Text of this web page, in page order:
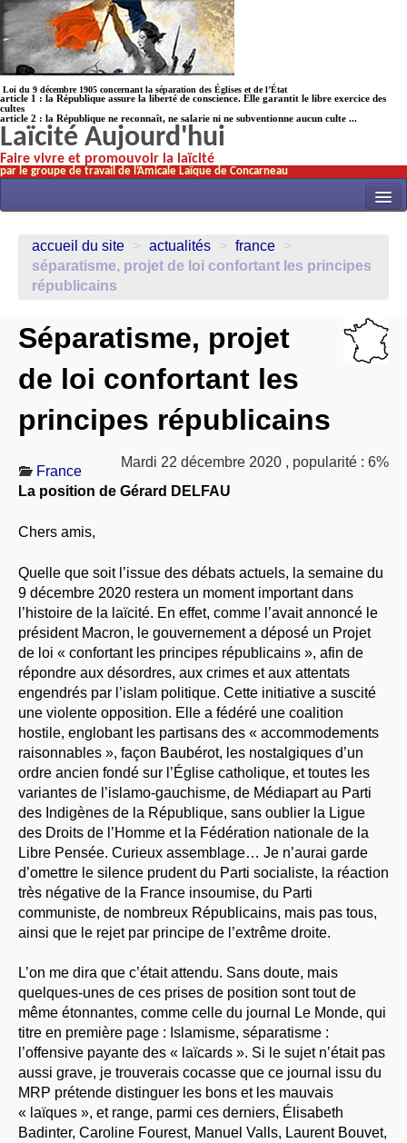
Loi du 9 décembre 1905 concernant la séparation des Églises et de l’État
article 1 : la République assure la liberté de conscience. Elle garantit le libre exercice des
cultes
article 2 : la République ne reconnaît, ne salarie ni ne subventionne aucun culte ...
Laïcité Aujourd'hui
Faire vivre et promouvoir la laïcité
par le groupe de travail de l’Amicale Laïque de Concarneau
ACTUALITÉS
NOS TRAVAUX
ÉCOLES
HISTOIRE(s)
LAICITHÈQUE
À PROPOS
LIBRES OPINIONS
* [ connexion Adhérents ]
accueil du site > actualités > france >
séparatisme, projet de loi confortant les principes
républicains
Séparatisme, projet
de loi confortant les
principes républicains
Mardi 22 décembre 2020 , popularité : 6%
France
La position de Gérard DELFAU
Chers amis,
Quelle que soit l’issue des débats actuels, la semaine du
9 décembre 2020 restera un moment important dans
l’histoire de la laïcité. En effet, comme l’avait annoncé le
président Macron, le gouvernement a déposé un Projet
de loi « confortant les principes républicains », afin de
répondre aux désordres, aux crimes et aux attentats
engendrés par l’islam politique. Cette initiative a suscité
une violente opposition. Elle a fédéré une coalition
hostile, englobant les partisans des « accommodements
raisonnables », façon Baubérot, les nostalgiques d’un
ordre ancien fondé sur l’Église catholique, et toutes les
variantes de l’islamo-gauchisme, de Médiapart au Parti
des Indigènes de la République, sans oublier la Ligue
des Droits de l’Homme et la Fédération nationale de la
Libre Pensée. Curieux assemblage… Je n’aurai garde
d’omettre le silence prudent du Parti socialiste, la réaction
très négative de la France insoumise, du Parti
communiste, de nombreux Républicains, mais pas tous,
ainsi que le rejet par principe de l’extrême droite.
L’on me dira que c’était attendu. Sans doute, mais
quelques-unes de ces prises de position sont tout de
même étonnantes, comme celle du journal Le Monde, qui
titre en première page : Islamisme, séparatisme :
l’offensive payante des « laïcards ». Si le sujet n’était pas
aussi grave, je trouverais cocasse que ce journal issu du
MRP prétende distinguer les bons et les mauvais
« laïques », et range, parmi ces derniers, Élisabeth
Badinter, Caroline Fourest, Manuel Valls, Laurent Bouvet,